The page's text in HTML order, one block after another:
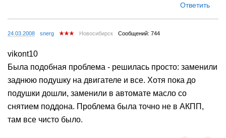
Ответить
24.03.2008 snerg Новосибирск Сообщений: 744
vikont10
Была подобная проблема - решилась просто: заменили
заднюю подушку на двигателе и все. Хотя пока до
подушки дошли, заменили в автомате масло со
снятием поддона. Проблема была точно не в АКПП,
там все чисто было.